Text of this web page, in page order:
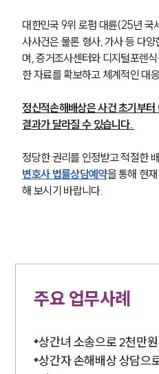
대한민국 9위 로펌 대륜(25년 국
사사건은 물론 형사, 가사 등 다
며, 증거조사센터와 디지털포렌
한 자료를 확보하고 체계적인 대
정신적손해배상은 사건 초기부
결과가 달라질 수 있습니다.
정당한 권리를 인정받고 적절한
변호사 법률상담예약을 통해 현
해 보시기 바랍니다.
주요 업무사례
상간녀 소송으로 2천만
상간자 손해배상 상담으